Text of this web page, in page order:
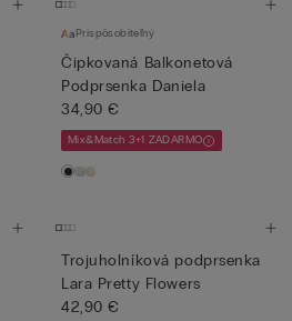
Prispôsobiteľný
Čipkovaná Balkonetová
Podprsenka Daniela
34,90 €
Mix&Match 3+1 ZADARMO
Trojuholníková podprsenka
Lara Pretty Flowers
42,90 €